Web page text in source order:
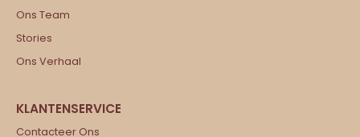
Ons Team
Stories
Ons Verhaal
Contacteer Ons